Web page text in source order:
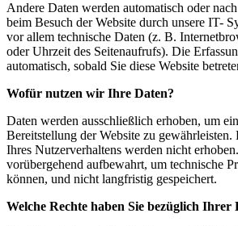
Andere Daten werden automatisch oder
beim Besuch der Website durch unsere IT-
vor allem technische Daten (z. B.
oder Uhrzeit des Seitenaufrufs). Die
automatisch, sobald Sie diese Website
Wofür nutzen wir Ihre Daten?
Daten werden ausschließlich erhoben, um
Bereitstellung der Website zu gewährleisten.
Ihres Nutzerverhaltens werden nicht
vorübergehend aufbewahrt, um technische
können, und nicht langfristig gespeichert.
Welche Rechte haben Sie bezüglich Ihrer